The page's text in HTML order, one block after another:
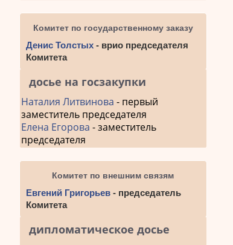
Комитет по государственному заказу
Денис Толстых - врио председателя
Комитета
досье на госзакупки
Наталия Литвинова - первый
заместитель председателя
Елена Егорова - заместитель
председателя
Комитет по внешним связям
Евгений Григорьев - председатель
Комитета
дипломатическое досье